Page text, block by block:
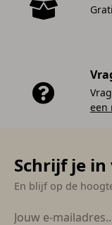
een
Schrijf je
En blijf op de